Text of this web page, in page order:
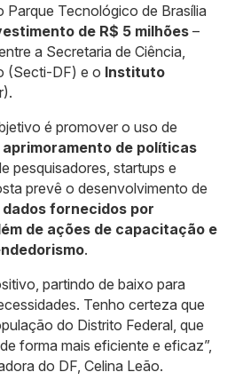
Tecnológico de Brasília
de R$ 5 milhões –
a Secretaria de Ciência,
(Secti-DF) e o Instituto
é promover o uso de
aprimoramento de políticas
pesquisadores, startups e
prevê o desenvolvimento de
dados fornecidos por
de ações de capacitação e
.
partindo de baixo para
Tenho certeza que
do Distrito Federal, que
forma mais eficiente e eficaz”,
do DF, Celina Leão.